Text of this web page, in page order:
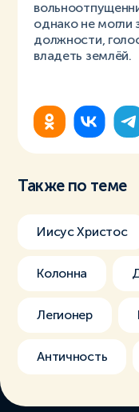
однако не могли
должности,
владеть землёй.
Также по теме
Иисус Христос
Колонна
Легионер
Античность